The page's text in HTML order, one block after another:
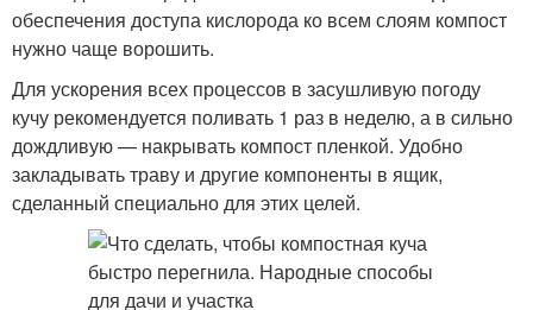
обеспечения доступа кислорода ко всем слоям компост
нужно чаще ворошить.
Для ускорения всех процессов в засушливую погоду
кучу рекомендуется поливать 1 раз в неделю, а в сильно
дождливую — накрывать компост пленкой. Удобно
закладывать траву и другие компоненты в ящик,
сделанный специально для этих целей.